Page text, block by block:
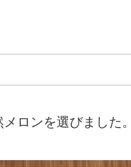
ロンを選びました。